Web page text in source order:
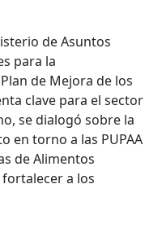
de Asuntos
para la
de Mejora de los
clave para el sector
se dialogó sobre la
en torno a las PUPAA
de Alimentos
a los